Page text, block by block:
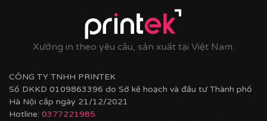
Xưởng in theo yêu cầu, sản xuất tại Việt Nam.
CÔNG TY TNHH PRINTEK
Số DKKD 0109863396 do Sở kế hoạch và đầu tư Thành phố
Hà Nội cấp ngày 21/12/2021
Hotline: 0377221985